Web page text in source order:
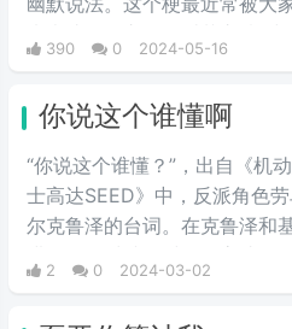
来表达同性之间的爱慕之情/或
纯跟风玩梗。最初来自qq用户
情互动的表情包，此时这个梗已
初具雏形。而后来随着
流行，有网友开始给chikawa配
这类文字，两者融合后意外爆火
表情包泛滥，传播得到处都是。
390 0 2024-05-16
你说这个谁懂啊
“你说这个谁懂？”，出自《机
士高达SEED》中，反派角色
尔克鲁泽的台词。在克鲁泽和
进行最终对峙的时候，高‌‌‌‌‌‌‌‌达
大反派反驳主角嘴炮攻击时的用
2 0 2024-03-02